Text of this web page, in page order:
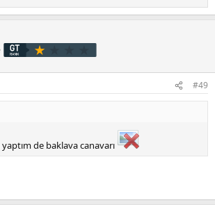
#49
de baklava canavarı